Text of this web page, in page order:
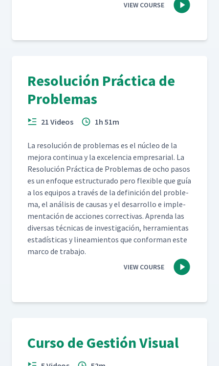
VIEW COURSE
Resolución Práctica de
Problemas
21 Videos 1h 51m
La res­olu­ción de prob­le­mas es el núcleo de la
mejo­ra con­tin­ua y la exce­len­cia empre­sar­i­al. La
Res­olu­ción Prác­ti­ca de Prob­le­mas de ocho pasos
es un enfoque estruc­tura­do pero flex­i­ble que guía
a los equipos a través de la defini­ción del prob­le­
ma, el análi­sis de causas y el desar­rol­lo e imple­
mentación de acciones cor­rec­ti­vas. Apren­da las
diver­sas téc­ni­cas de inves­ti­gación, her­ramien­tas
estadís­ti­cas y lin­eamien­tos que con­for­man este
mar­co de trabajo.
VIEW COURSE
Curso de Gestión Visual